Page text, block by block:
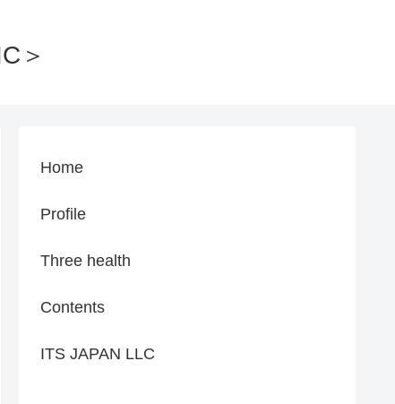
＞
Home
Profile
Three health
Contents
ITS JAPAN LLC